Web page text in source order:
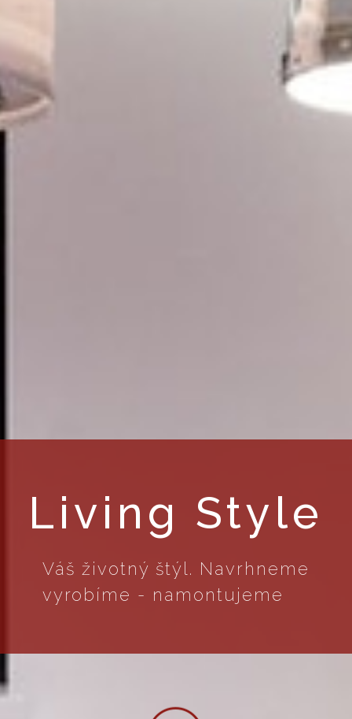
Living Style
Váš životný štýl. Navrhneme
vyrobíme - namontujeme